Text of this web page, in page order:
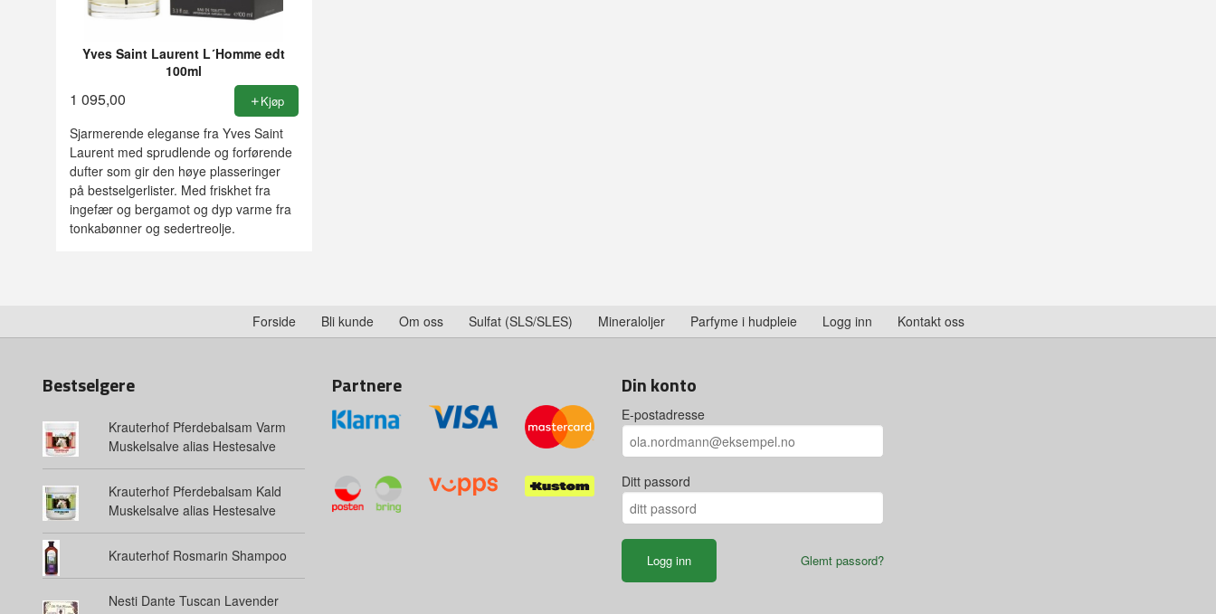
Yves Saint Laurent L´Homme edt
100ml
1 095,00 Kjøp
Sjarmerende eleganse fra Yves Saint
Laurent med sprudlende og forførende
dufter som gir den høye plasseringer
på bestselgerlister. Med friskhet fra
ingefær og bergamot og dyp varme fra
tonkabønner og sedertreolje.
Forside Bli kunde Om oss Sulfat (SLS/SLES) Mineraloljer Parfyme i hudpleie Logg inn Kontakt oss
Bestselgere
Krauterhof Pferdebalsam Varm
Muskelsalve alias Hestesalve
Krauterhof Pferdebalsam Kald
Muskelsalve alias Hestesalve
Krauterhof Rosmarin Shampoo
Nesti Dante Tuscan Lavender
Partnere Din konto
E-postadresse
Ditt passord
Glemt passord?